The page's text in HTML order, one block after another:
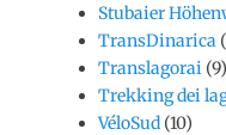
Stubaier
TransDinarica
Translagorai (9)
Trekking dei
VéloSud (10)